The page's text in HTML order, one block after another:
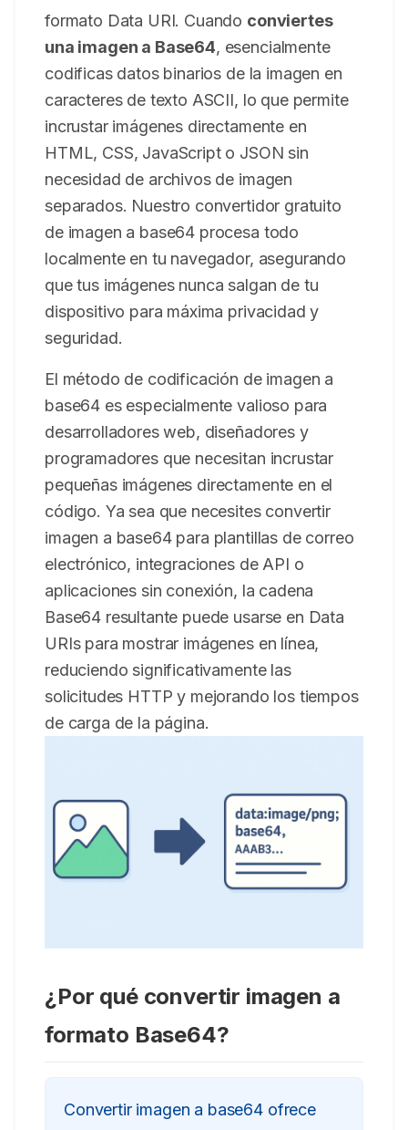
formato Data URI. Cuando conviertes
una imagen a Base64, esencialmente
codificas datos binarios de la imagen en
caracteres de texto ASCII, lo que permite
incrustar imágenes directamente en
HTML, CSS, JavaScript o JSON sin
necesidad de archivos de imagen
separados. Nuestro convertidor gratuito
de imagen a base64 procesa todo
localmente en tu navegador, asegurando
que tus imágenes nunca salgan de tu
dispositivo para máxima privacidad y
seguridad.
El método de codificación de imagen a
base64 es especialmente valioso para
desarrolladores web, diseñadores y
programadores que necesitan incrustar
pequeñas imágenes directamente en el
código. Ya sea que necesites convertir
imagen a base64 para plantillas de correo
electrónico, integraciones de API o
aplicaciones sin conexión, la cadena
Base64 resultante puede usarse en Data
URIs para mostrar imágenes en línea,
reduciendo significativamente las
solicitudes HTTP y mejorando los tiempos
de carga de la página.
¿Por qué convertir imagen a
formato Base64?
Convertir imagen a base64 ofrece